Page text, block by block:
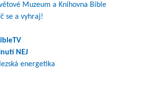
Muzeum a Knihovna Bible
se a vyhraj!
NEJ
energetika